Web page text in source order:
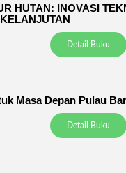
HUTAN: INOVASI
Detail Buku
Masa Depan Pulau
Detail Buku